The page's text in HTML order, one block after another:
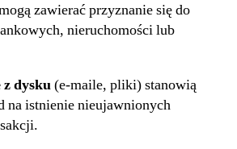
zawierać przyznanie się do
nieruchomości lub
z dysku(e-maile, pliki) stanowią
na istnienie nieujawnionych